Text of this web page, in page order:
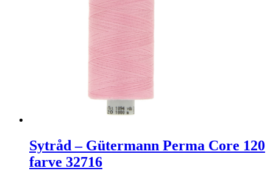
Sytråd – Gütermann Perma Core 120
farve 32716